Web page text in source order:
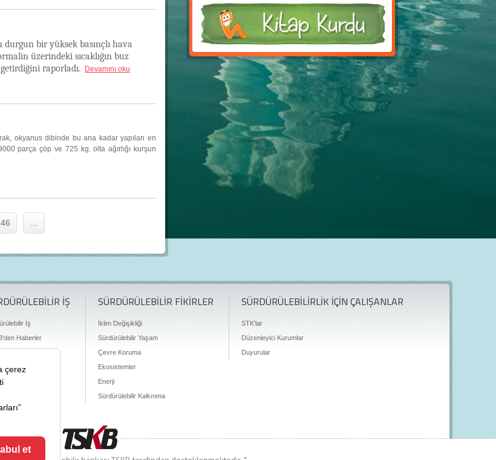
bir yüksek basınçlı hava
üzerindeki sıcaklığın buz
raporladı.
Devamını oku
okyanus dibinde bu ana kadar yapılan en
parça çöp ve 725 kg. olta ağırlığı kurşun
46
İŞ
İş
Haberler
SÜRDÜRÜLEBİLİR FİKİRLER
İklim Değişikliği
Sürdürülebilir Yaşam
Çevre Koruma
Ekosistemler
Enerji
Sürdürülebilir Kalkınma
SÜRDÜRÜLEBİLİRLİK İÇİN ÇALIŞANLAR
STK'lar
Düzenleyici Kurumlar
Duyurular